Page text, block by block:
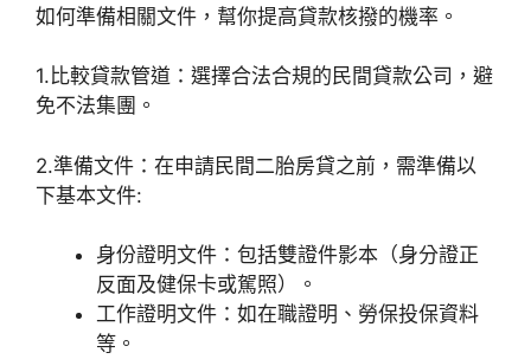
如何準備相關文件，幫你提高貸款核撥的機率。
1.比較貸款管道：選擇合法合規的民間貸款公司，避
免不法集團。
2.準備文件：在申請民間二胎房貸之前，需準備以
下基本文件:
身份證明文件：包括雙證件影本（身分證正
反面及健保卡或駕照）。
工作證明文件：如在職證明、勞保投保資料
等。